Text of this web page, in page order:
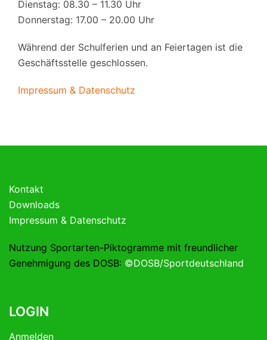
Dienstag: 08.30 – 11.30 Uhr
Donnerstag: 17.00 – 20.00 Uhr
Während der Schulferien und an Feiertagen ist die
Geschäftsstelle geschlossen.
Impressum & Datenschutz
Kontakt
Downloads
Impressum & Datenschutz
Nutzung Sportarten-Piktogramme mit freundlicher
Genehmigung des DOSB: ©DOSB/Sportdeutschland
LOGIN
Anmelden